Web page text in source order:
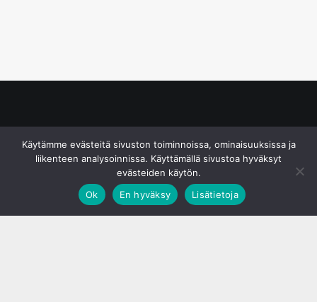
Käytämme evästeitä sivuston toiminnoissa, ominaisuuksissa ja
liikenteen analysoinnissa. Käyttämällä sivustoa hyväksyt
evästeiden käytön.
Ok
En hyväksy Lisätietoja